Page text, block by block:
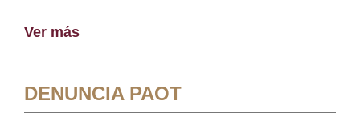
Ver más
DENUNCIA PAOT